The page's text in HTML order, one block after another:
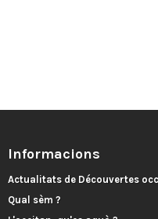
Informacions
Actualitats de Découvertes
Qual sèm ?